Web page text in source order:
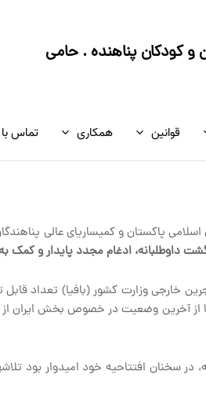
و کودکان پناهنده . حامی
قوانین همکاری تماس
اسلامی پاکستان و کمیساریای عالی
داوطلبانه، ادغام مجدد پایدار و کمک
خارجی وزارت کشور (بافیا) تعداد
از آخرین وضعیت در خصوص بخش ایران از
در سخنان افتتاحیه خود امیدوار